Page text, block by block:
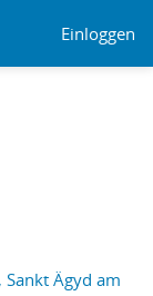
Einloggen
Ägyd am